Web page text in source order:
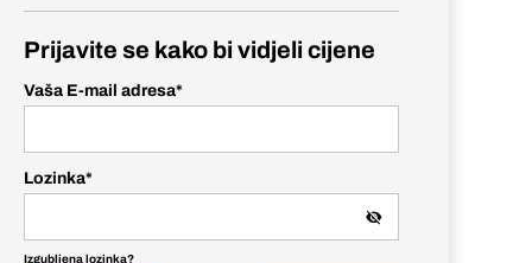
Prijavite se kako bi vidjeli cijene
Vaša E-mail adresa*
Lozinka*
Izgubljena lozinka?